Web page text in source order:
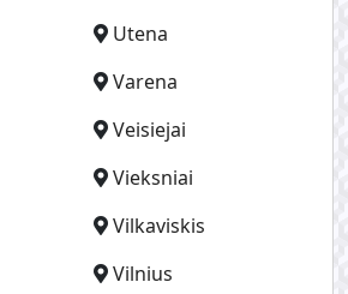
Utena
Varena
Veisiejai
Vieksniai
Vilkaviskis
Vilnius